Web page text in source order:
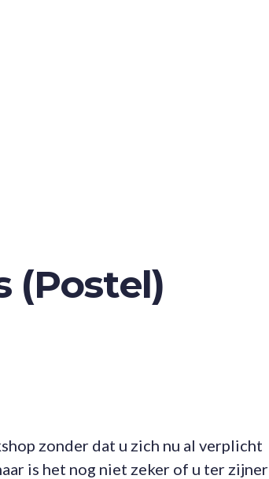
(Postel)
zonder dat u zich nu al verplicht
is het nog niet zeker of u ter zijner